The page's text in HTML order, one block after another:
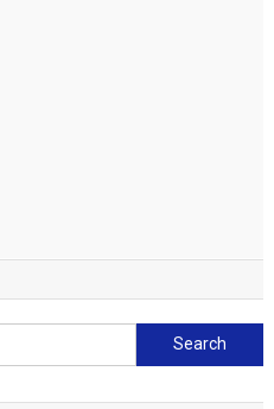
Search
for: